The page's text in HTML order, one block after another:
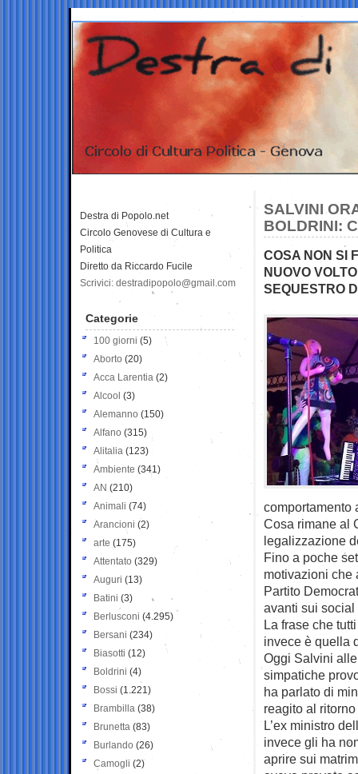
SALVINI
BOLDRINI:
COSA NON SI
NUOVO
SEQUESTRO
comportamento
Cosa rimane al
legalizzazione
Fino a poche
motivazioni che
Partito
avanti sui
La frase che
invece è quella
Oggi Salvini
simpatiche
ha parlato di
reagito al
L’ex ministro
invece gli ha
aprire sui
Destra di Popolo.net
Circolo Genovese di Cultura e
Politica
Diretto da Riccardo Fucile
Scrivici: destradipopolo@gmail.com
Categorie
100 giorni (5)
Aborto (20)
Acca Larentia (2)
Alcool (3)
Alemanno (150)
Alfano (315)
Alitalia (123)
Ambiente (341)
AN (210)
Animali (74)
Arancioni (2)
arte (175)
Attentato (329)
Auguri (13)
Batini (3)
Berlusconi (4.295)
Bersani (234)
Biasotti (12)
Boldrini (4)
Bossi (1.221)
Brambilla (38)
Brunetta (83)
Burlando (26)
Camogli (2)